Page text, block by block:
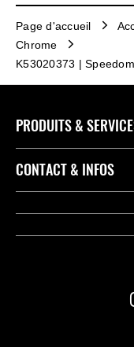
Page d'accueil
Chrome
K53020373 |
PRODUITS &
Accessoires &
Concessionnaires
CONTACT & INFOS
Contact